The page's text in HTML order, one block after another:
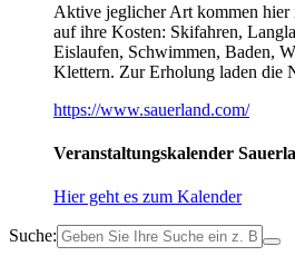
Aktive jeglicher Art kommen
auf ihre Kosten: Skifahren,
Eislaufen, Schwimmen, Baden,
Klettern. Zur Erholung laden die
https://www.sauerland.com/
Veranstaltungskalender
Hier geht es zum Kalender
Suche: